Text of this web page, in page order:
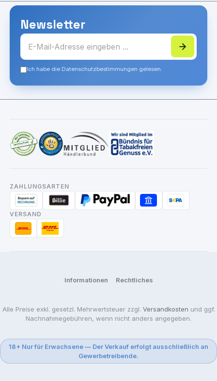
Newsletter
Ich habe die Datenschutzbestimmungen gelesen.
ZAHLUNGSARTEN
VERSAND
Informationen Rechtliches
Alle Preise exkl. gesetzl. Mehrwertsteuer zzgl. Versandkosten und ggf.
Nachnahmegebühren, wenn nicht anders angegeben.
18+ Nur für Erwachsene — Der Verkauf erfolgt ausschließlich an
Gewerbetreibende.